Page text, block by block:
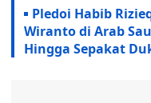
Pledoi Habib
Wiranto di Arab
Hingga Sepakat